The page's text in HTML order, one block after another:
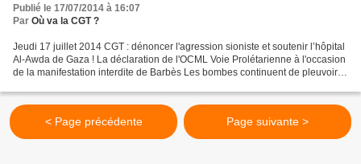
Publié le 17/07/2014 à 16:07
Par Où va la CGT ?
Jeudi 17 juillet 2014 CGT : dénoncer l'agression sioniste et soutenir l’hôpital
Al-Awda de Gaza ! La déclaration de l'OCML Voie Prolétarienne à l'occasion
de la manifestation interdite de Barbès Les bombes continuent de pleuvoir
< Page précédente Page suivante >